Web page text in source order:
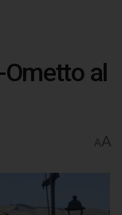
al
AA